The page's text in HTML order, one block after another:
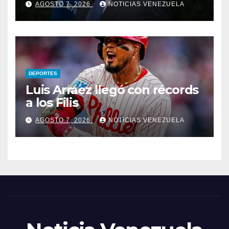
levantarlos
AGOSTO 7, 2026 NOTICIAS VENEZUELA
DEPORTES
Luis Arráez llegó con récords
a los Filis
AGOSTO 7, 2026 NOTICIAS VENEZUELA